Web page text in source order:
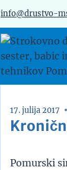
info@drustvo-
17. julija 2017
Pomurski